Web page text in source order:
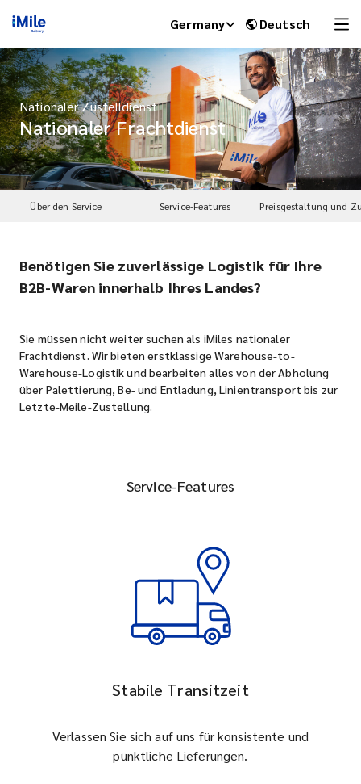
Germany Deutsch
Nationaler Zustelldienst
Nationaler Frachtdienst
Über den Service Service-Features
Benötigen Sie zuverlässige Logistik für Ihre
B2B-Waren innerhalb Ihres Landes?
Sie müssen nicht weiter suchen als iMiles nationaler
Frachtdienst. Wir bieten erstklassige Warehouse-to-
Warehouse-Logistik und bearbeiten alles von der Abholung
über Palettierung, Be- und Entladung, Linientransport bis zur
Letzte-Meile-Zustellung.
Service-Features
Stabile Transitzeit
Verlassen Sie sich auf uns für konsistente und
pünktliche Lieferungen.
iMile Chat